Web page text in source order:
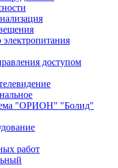
доступом
"ОРИОН" "Болид"
работ